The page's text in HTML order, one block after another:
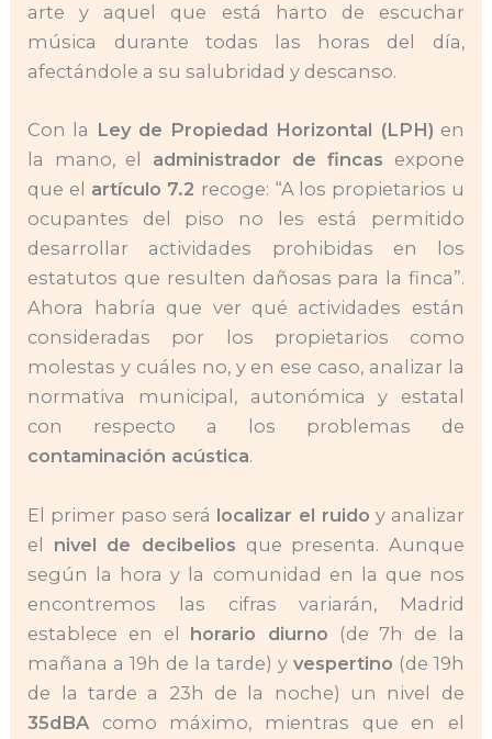
arte y aquel que está harto de escuchar
música durante todas las horas del día,
afectándole a su salubridad y descanso.
Con la Ley de Propiedad Horizontal (LPH) en
la mano, el administrador de fincas expone
que el artículo 7.2 recoge: “A los propietarios u
ocupantes del piso no les está permitido
desarrollar actividades prohibidas en los
estatutos que resulten dañosas para la finca”.
Ahora habría que ver qué actividades están
consideradas por los propietarios como
molestas y cuáles no, y en ese caso, analizar la
normativa municipal, autonómica y estatal
con respecto a los problemas de
contaminación acústica.
El primer paso será localizar el ruido y analizar
el nivel de decibelios que presenta. Aunque
según la hora y la comunidad en la que nos
encontremos las cifras variarán, Madrid
establece en el horario diurno (de 7h de la
mañana a 19h de la tarde) y vespertino (de 19h
de la tarde a 23h de la noche) un nivel de
35dBA como máximo, mientras que en el